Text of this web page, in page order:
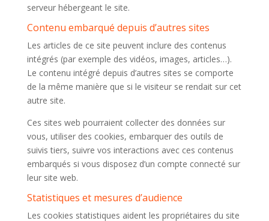
serveur hébergeant le site.
Contenu embarqué depuis d’autres sites
Les articles de ce site peuvent inclure des contenus
intégrés (par exemple des vidéos, images, articles…).
Le contenu intégré depuis d’autres sites se comporte
de la même manière que si le visiteur se rendait sur cet
autre site.
Ces sites web pourraient collecter des données sur
vous, utiliser des cookies, embarquer des outils de
suivis tiers, suivre vos interactions avec ces contenus
embarqués si vous disposez d’un compte connecté sur
leur site web.
Statistiques et mesures d’audience
Les cookies statistiques aident les propriétaires du site